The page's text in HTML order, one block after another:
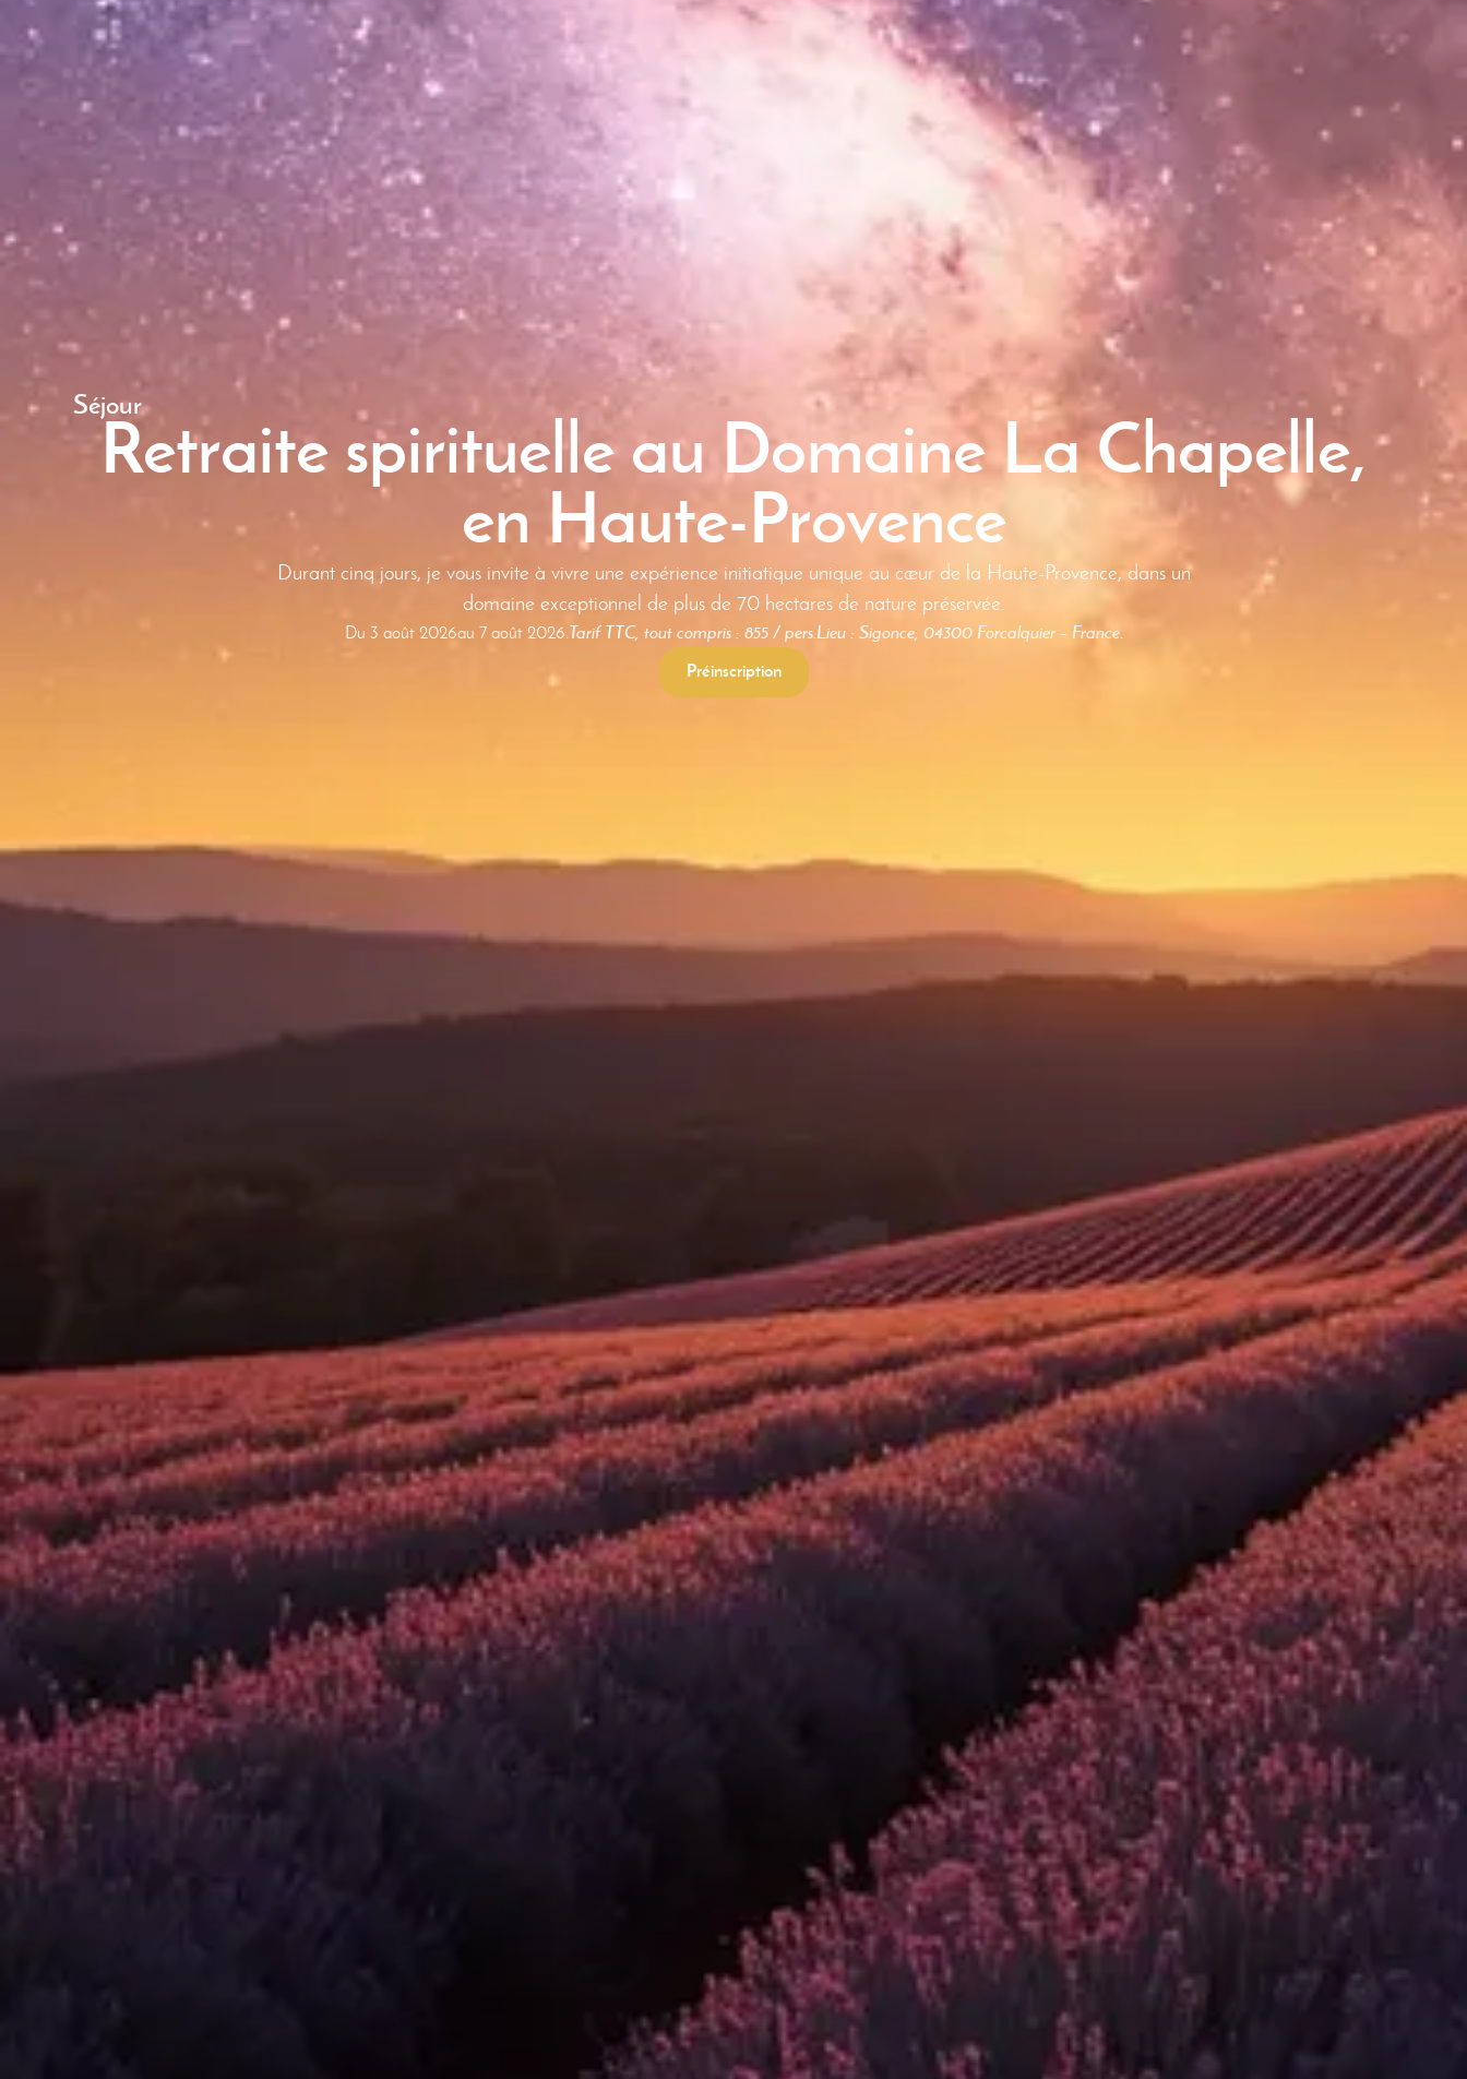
Séjour
Retraite spirituelle au Domaine La Chapelle,
en Haute-Provence
Durant cinq jours, je vous invite à vivre une expérience initiatique unique au cœur de la Haute-Provence, dans un
domaine exceptionnel de plus de 70 hectares de nature préservée.
Du 3 août 2026au 7 août 2026. Tarif TTC, tout compris : 855 / pers.Lieu : Sigonce, 04300 Forcalquier – France.
Préinscription